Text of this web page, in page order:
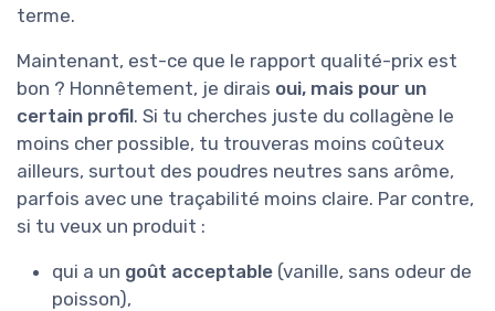
terme.
Maintenant, est-ce que le rapport qualité-prix est
bon ? Honnêtement, je dirais oui, mais pour un
certain profil. Si tu cherches juste du collagène le
moins cher possible, tu trouveras moins coûteux
ailleurs, surtout des poudres neutres sans arôme,
parfois avec une traçabilité moins claire. Par contre,
si tu veux un produit :
qui a un goût acceptable (vanille, sans odeur de
poisson),